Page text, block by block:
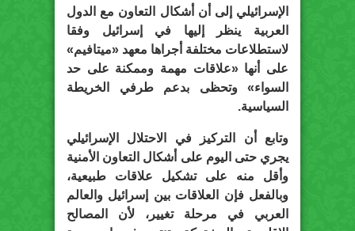
الإسرائيلي إلى أن أشكال التعاون مع الدول
العربية ينظر إليها في إسرائيل وفقا
لاستطلاعات مختلفة أجراها معهد «ميتافيم»
على أنها «علاقات مهمة وممكنة على حد
السواء» وتحظى بدعم طرفي الخريطة
السياسية.
وتابع أن التركيز في الاحتلال الإسرائيلي
يجري حتى اليوم على أشكال التعاون الأمنية
وأقل منه على تشكيل علاقات طبيعية،
وبالفعل فإن العلاقات بين إسرائيل والعالم
العربي في مرحلة تغيير، لأن المصالح